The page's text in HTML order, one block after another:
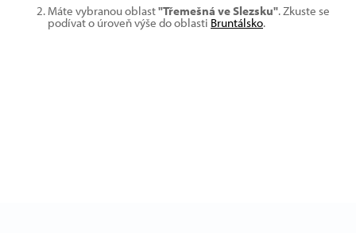
Máte vybranou oblast"Třemešná ve Slezsku". Zkuste se
podívat o úroveň výše do oblasti Bruntálsko.